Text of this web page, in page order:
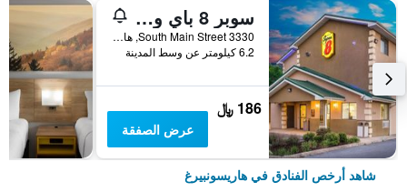
سوبر 8 باي ويندام هاريسونبيرج
3330 South Main Street, هاريسونبيرغ, VA, الولايات المتحدة الأميريكية
6.2 كيلومتر عن وسط المدينة
186 ﷼
عرض الصفقة
شاهد أرخص الفنادق في هاريسونبيرغ